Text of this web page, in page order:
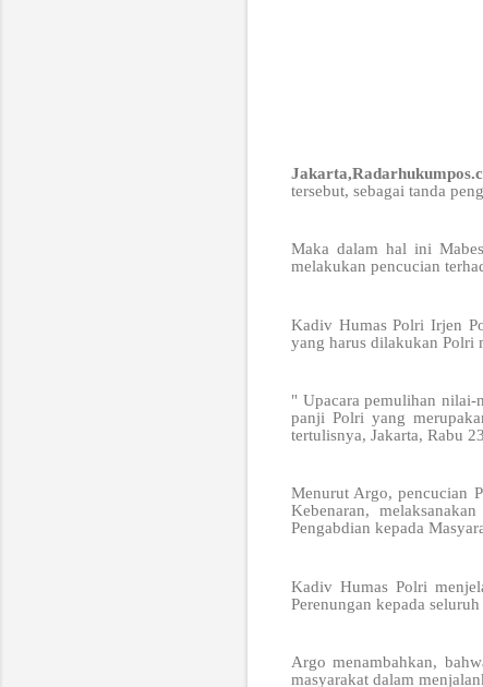
tersebut, sebagai tanda
Maka dalam hal ini
melakukan pencucian
Kadiv Humas Polri Irjen
yang harus dilakukan Polri
" Upacara pemulihan nilai-
panji Polri yang
tertulisnya, Jakarta, Rabu
Menurut Argo, pencucian
Kebenaran,
Pengabdian kepada
Kadiv Humas Polri
Perenungan kepada
Argo menambahkan,
masyarakat dalam